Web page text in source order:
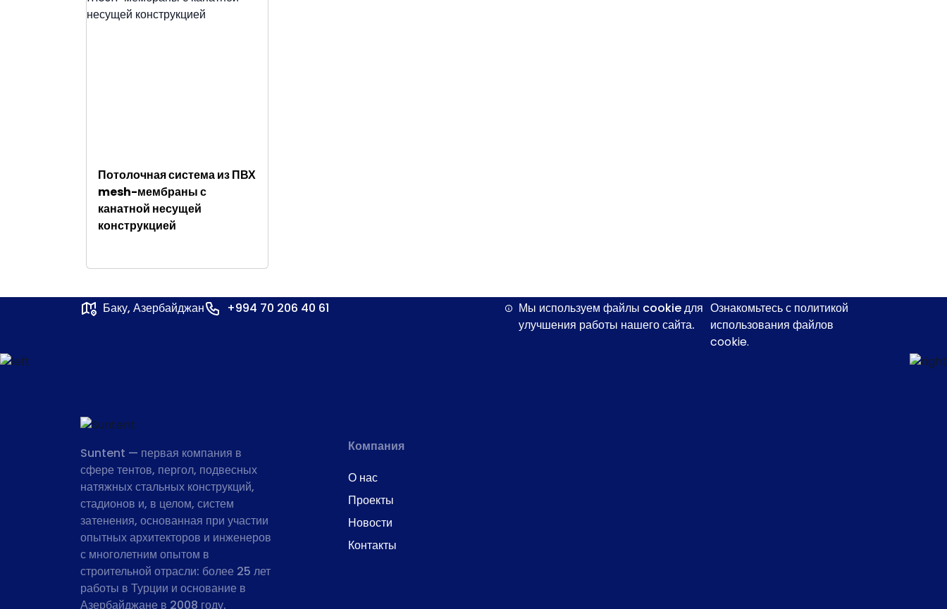
Потолочная система из ПВХ
mesh-мембраны с
канатной несущей
конструкцией
Баку, Азербайджан +994 70 206 40 61
Мы используем файлы cookie для
улучшения работы нашего сайта.
Ознакомьтесь с политикой
использования файлов
cookie.
Suntent — первая компания в
сфере тентов, пергол, подвесных
натяжных стальных конструкций,
стадионов и, в целом, систем
затенения, основанная при участии
опытных архитекторов и инженеров
с многолетним опытом в
строительной отрасли: более 25 лет
работы в Турции и основание в
Азербайджане в 2008 году.
Компания
О нас
Проекты
Новости
Контакты